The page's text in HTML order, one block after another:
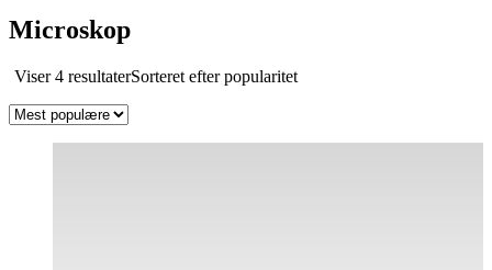
Microskop
Viser 4 resultaterSorteret efter popularitet